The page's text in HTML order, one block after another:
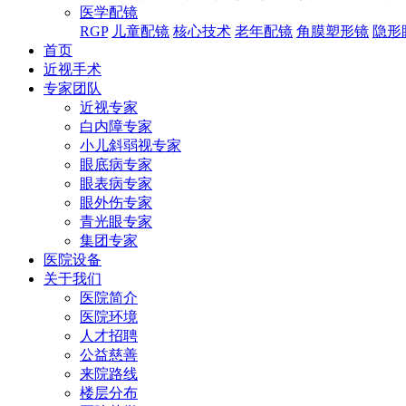
医学配镜
RGP 儿童配镜 核心技术 老年配镜 角膜塑形镜 隐形
首页
近视手术
专家团队
近视专家
白内障专家
小儿斜弱视专家
眼底病专家
眼表病专家
眼外伤专家
青光眼专家
集团专家
医院设备
关于我们
医院简介
医院环境
人才招聘
公益慈善
来院路线
楼层分布